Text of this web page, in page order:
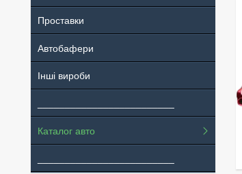
Проставки
Автобафери
Інші вироби
Каталог авто